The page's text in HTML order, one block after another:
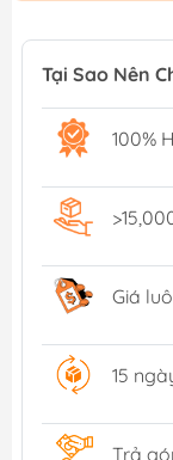
Tại Sao Nên
100%
Giá
15
Trả